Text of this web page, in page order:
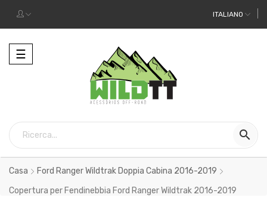
ITALIANO
Toggle
navigation
☰

Casa
Ford Ranger Wildtrak Doppia Cabina 2016-2019
Copertura per Fendinebbia Ford Ranger Wildtrak 2016-2019